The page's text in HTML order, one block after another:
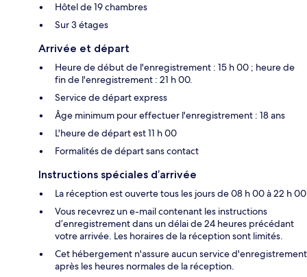
Hôtel de 19 chambres
Sur 3 étages
Arrivée et départ
Heure de début de l'enregistrement : 15 h 00 ; heure de
fin de l'enregistrement : 21 h 00.
Service de départ express
Âge minimum pour effectuer l'enregistrement : 18 ans
L'heure de départ est 11 h 00
Formalités de départ sans contact
Instructions spéciales d’arrivée
La réception est ouverte tous les jours de 08 h 00 à 22 h 00
Vous recevrez un e-mail contenant les instructions
d’enregistrement dans un délai de 24 heures précédant
votre arrivée. Les horaires de la réception sont limités.
Cet hébergement n'assure aucun service d'enregistrement
après les heures normales de la réception.